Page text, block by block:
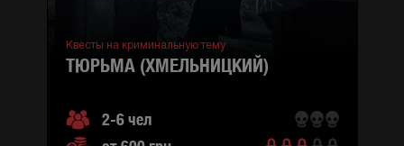
Квесты на криминальную тему
ТЮРЬМА (ХМЕЛЬНИЦКИЙ)
2-6 чел